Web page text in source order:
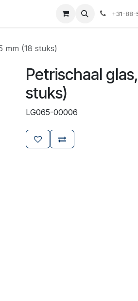
Klant worden +31-
mm (18 stuks)
Petrischaal
stuks)
LG065-00006